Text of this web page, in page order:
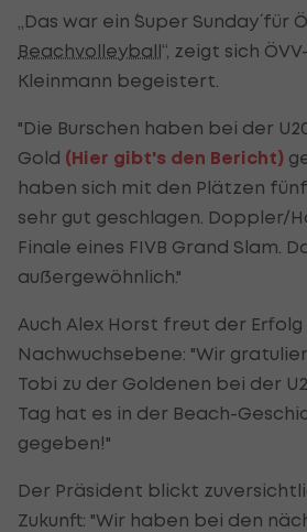
„Das war ein ´Super Sunday´ für
Beachvolleyball“, zeigt sich
Kleinmann begeistert.
"Die Burschen haben bei der
Gold (Hier gibt's den Bericht)
haben sich mit den Plätzen
sehr gut geschlagen. Doppler/
Finale eines FIVB Grand Slam.
außergewöhnlich."
Auch Alex Horst freut der
Nachwuchsebene: "Wir
Tobi zu der Goldenen bei der
Tag hat es in der Beach-
gegeben!"
Der Präsident blickt
Zukunft: "Wir haben bei den